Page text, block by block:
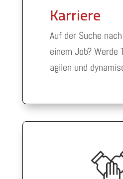
Karriere
Auf der Suche
einem Job? Werde
agilen und